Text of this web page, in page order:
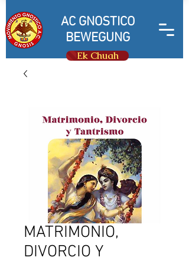
AC GNOSTICO
BEWEGUNG
Ek Chuah
MATRIMONIO,
DIVORCIO Y